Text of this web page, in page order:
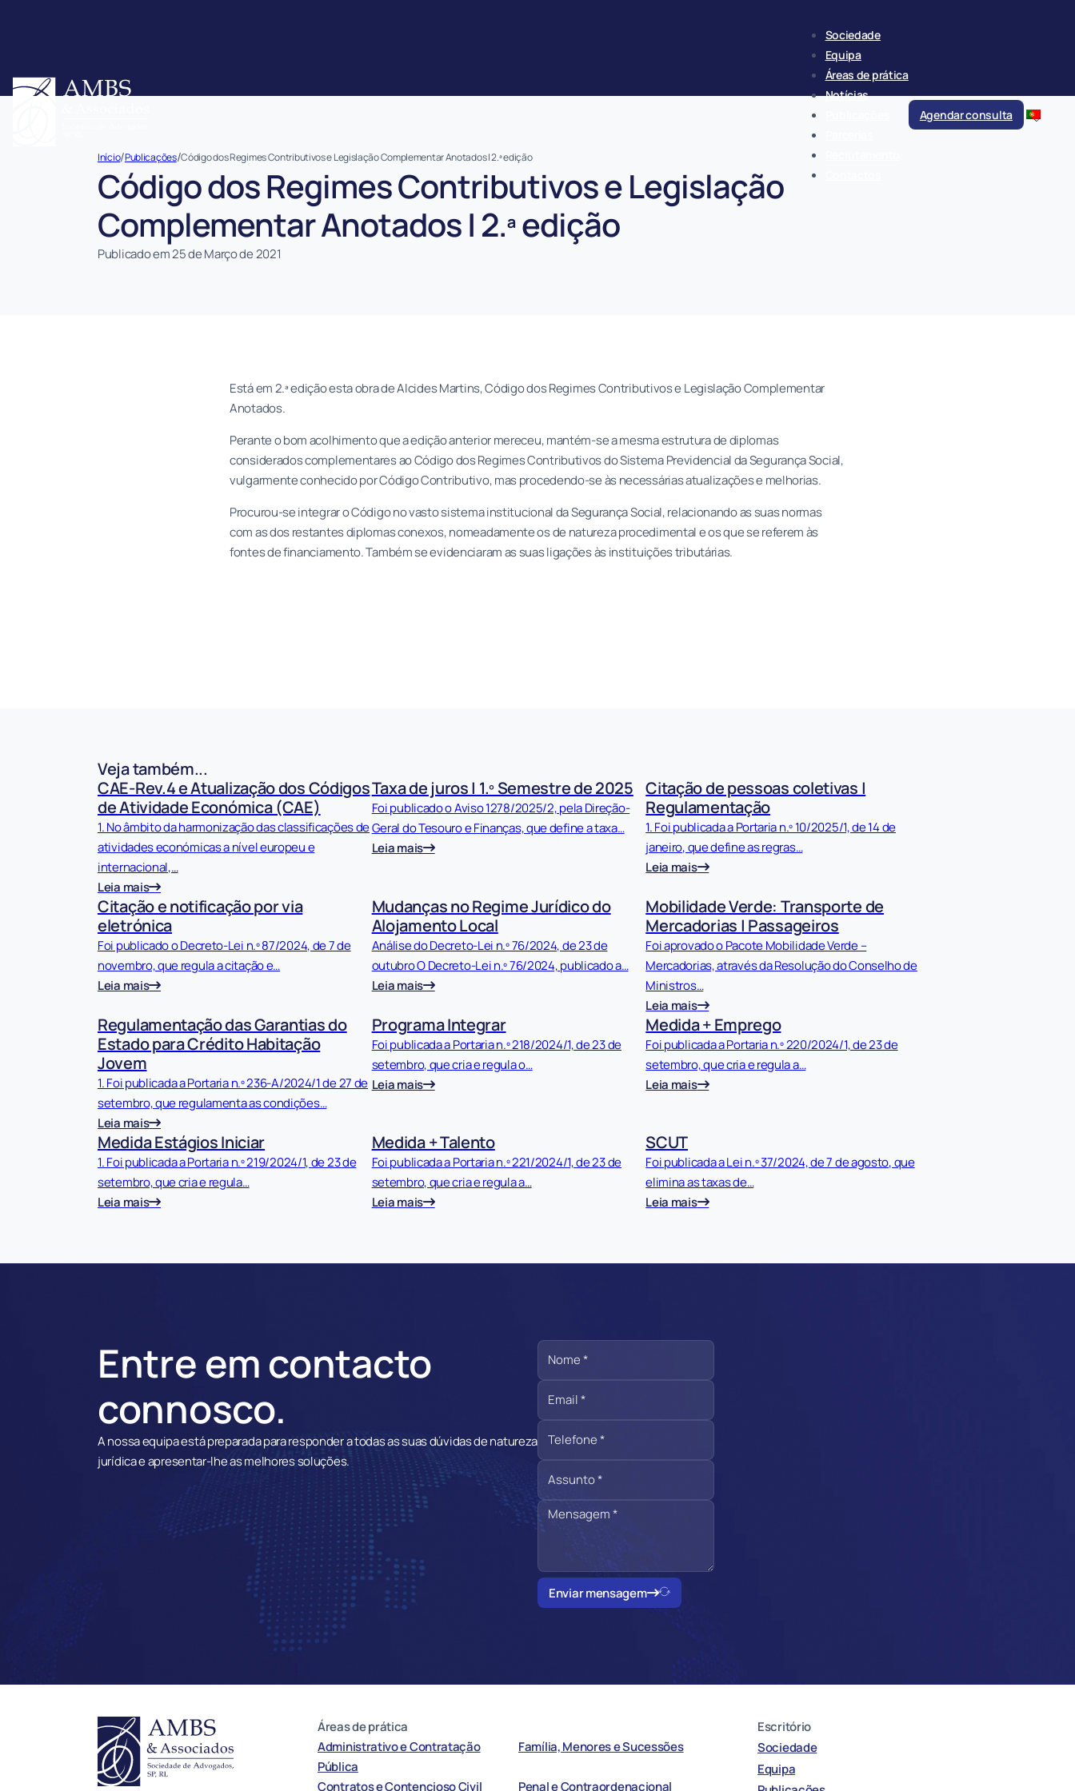
Sociedade
Equipa
Áreas de prática
Notícias
Agendar consulta
Início/Publicações/Código dos Regimes Contributivos e Legislação Complementar Anotados | 2.ª edição
Código dos Regimes Contributivos e Legislação
Complementar Anotados | 2.ª edição
Publicado em 25 de Março de 2021
Está em 2.ª edição esta obra de Alcides Martins, Código dos Regimes Contributivos e Legislação Complementar
Anotados.
Perante o bom acolhimento que a edição anterior mereceu, mantém-se a mesma estrutura de diplomas
considerados complementares ao Código dos Regimes Contributivos do Sistema Previdencial da Segurança Social,
vulgarmente conhecido por Código Contributivo, mas procedendo-se às necessárias atualizações e melhorias.
Procurou-se integrar o Código no vasto sistema institucional da Segurança Social, relacionando as suas normas
com as dos restantes diplomas conexos, nomeadamente os de natureza procedimental e os que se referem às
fontes de financiamento. Também se evidenciaram as suas ligações às instituições tributárias.
Veja também...
CAE-Rev.4 e Atualização dos Códigos
de Atividade Económica (CAE)
1. No âmbito da harmonização das classificações de
atividades económicas a nível europeu e
internacional,…
Leia mais
Taxa de juros | 1.º Semestre de 2025
Foi publicado o Aviso 1278/2025/2, pela Direção-
Geral do Tesouro e Finanças, que define a taxa…
Leia mais
Citação de pessoas coletivas |
Regulamentação
1. Foi publicada a Portaria n.º 10/2025/1, de 14 de
janeiro, que define as regras…
Leia mais
Citação e notificação por via
eletrónica
Foi publicado o Decreto-Lei n.º 87/2024, de 7 de
novembro, que regula a citação e…
Leia mais
Mudanças no Regime Jurídico do
Alojamento Local
Análise do Decreto-Lei n.º 76/2024, de 23 de
outubro O Decreto-Lei n.º 76/2024, publicado a…
Leia mais
Mobilidade Verde: Transporte de
Mercadorias | Passageiros
Foi aprovado o Pacote Mobilidade Verde –
Mercadorias, através da Resolução do Conselho de
Ministros…
Leia mais
Regulamentação das Garantias do
Estado para Crédito Habitação
Jovem
1. Foi publicada a Portaria n.º 236-A/2024/1 de 27 de
setembro, que regulamenta as condições…
Leia mais
Programa Integrar
Foi publicada a Portaria n.º 218/2024/1, de 23 de
setembro, que cria e regula o…
Leia mais
Medida + Emprego
Foi publicada a Portaria n.º 220/2024/1, de 23 de
setembro, que cria e regula a…
Leia mais
Medida Estágios Iniciar
1. Foi publicada a Portaria n.º 219/2024/1, de 23 de
setembro, que cria e regula…
Leia mais
Medida + Talento
Foi publicada a Portaria n.º 221/2024/1, de 23 de
setembro, que cria e regula a…
Leia mais
SCUT
Foi publicada a Lei n.º 37/2024, de 7 de agosto, que
elimina as taxas de…
Leia mais
Entre em contacto
connosco.
A nossa equipa está preparada para responder a todas as suas dúvidas de natureza
jurídica e apresentar-lhe as melhores soluções.
Enviar mensagem
Áreas de prática
Administrativo e Contratação
Pública
Família, Menores e Sucessões
Contratos e Contencioso Civil Penal e Contraordenacional
Escritório
Sociedade
Equipa